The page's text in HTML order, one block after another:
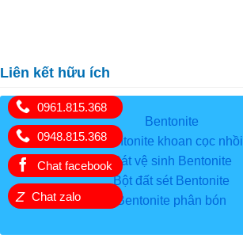
0961.815.368
0948.815.368
Chat facebook
Z Chat zalo
Liên kết hữu ích
Bentonite
Bentonite khoan cọc nhồi
Cát vệ sinh Bentonite
Bột đất sét Bentonite
Bentonite phân bón